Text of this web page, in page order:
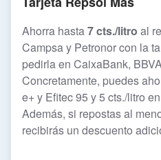
Ahorra hasta7 cts./litro al
Campsa y Petronor con la
pedirla en CaixaBank,
Concretamente, puedes
e+ y Efitec 95 y 5 cts./litro
Además, si repostas al
recibirás un descuento